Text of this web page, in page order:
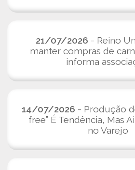
21/07/2026 - Reino
manter compras de
informa
14/07/2026 - Produção
free” É Tendência, Mas
no Varejo